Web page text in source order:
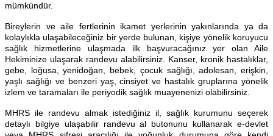
mümkündür.
Bireylerin ve aile fertlerinin ikamet yerlerinin yakınlarında ya da
kolaylıkla ulaşabileceğiniz bir yerde bulunan, kişiye yönelik koruyucu
sağlık hizmetlerine ulaşmada ilk başvuracağınız yer olan Aile
Hekiminize ulaşarak randevu alabilirsiniz. Kanser, kronik hastalıklar,
gebe, loğusa, yenidoğan, bebek, çocuk sağlığı, adolesan, erişkin,
yaşlı sağlığı ve benzeri yaş, cinsiyet ve hastalık gruplarına yönelik
izlem ve taramaları ile periyodik sağlık muayenenizi olabilirsiniz.
MHRS ile randevu almak istediğiniz il, sağlık kurumunu seçerek
detaylı bilgiye ulaşabilir randevu al butonunu kullanarak e-devlet